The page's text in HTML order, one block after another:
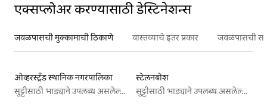
एक्सप्लोअर करण्यासाठी डेस्टिनेशन्स
जवळपासची मुक्कामाची ठिकाणे वास्तव्याचे इतर प्रकार जवळपासची
ओव्हरस्ट्रँड स्थानिक नगरपालिका
सुट्टीसाठी भाड्याने उपलब्ध असलेल्या जागा
स्टेलनबोश
सुट्टीसाठी भाड्याने उपलब्ध असलेल्या जागा